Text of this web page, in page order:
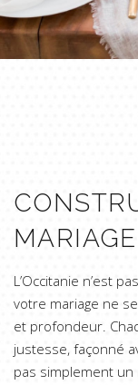
MARIAGE
L’Occitanie n’est
votre mariage ne
et profondeur.
justesse, façonné
pas simplement un